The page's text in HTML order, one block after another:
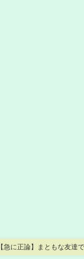
【急に正論】まともな友達